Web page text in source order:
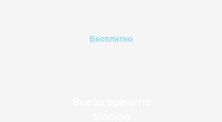
Бесплатно